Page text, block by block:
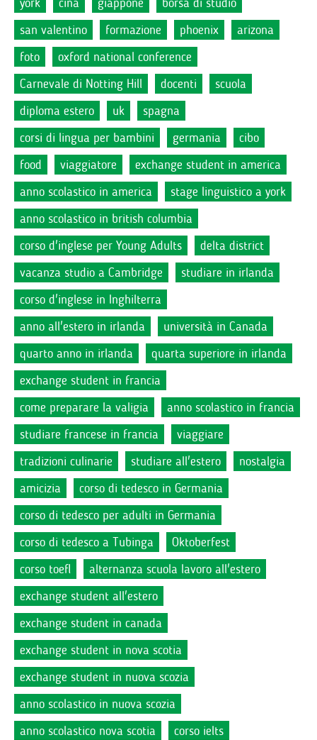
san valentino
formazione phoenix
arizona
foto
oxford national conference
Carnevale di Notting Hill
docenti
scuola
diploma estero
uk
spagna
corsi di lingua per bambini
germania
cibo
food
viaggiatore
exchange student in america
anno scolastico in america
stage linguistico a york
anno scolastico in british columbia
corso d'inglese per Young Adults
delta district
vacanza studio a Cambridge
studiare in irlanda
corso d'inglese in Inghilterra
anno all'estero in irlanda
università in Canada
quarto anno in irlanda
quarta superiore in irlanda
exchange student in francia
come preparare la valigia
anno scolastico in francia
studiare francese in francia
viaggiare
tradizioni culinarie
studiare all'estero
nostalgia
amicizia
corso di tedesco in Germania
corso di tedesco per adulti in Germania
corso di tedesco a Tubinga
Oktoberfest
corso toefl
alternanza scuola lavoro all'estero
exchange student all'estero
exchange student in canada
exchange student in nova scotia
exchange student in nuova scozia
anno scolastico in nuova scozia
anno scolastico nova scotia
corso ielts